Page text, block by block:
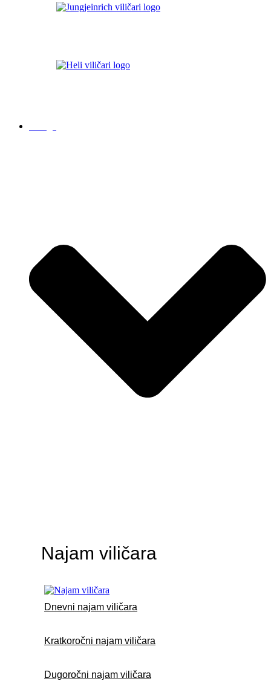
Najam viličara
Dnevni najam viličara
Kratkoročni najam viličara
Dugoročni najam viličara